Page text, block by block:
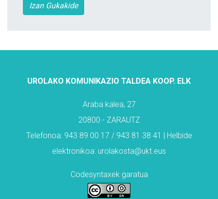
Izan Gukakide
UROLAKO KOMUNIKAZIO TALDEA KOOP. ELK
Araba kalea, 27
20800 - ZARAUTZ
Telefonoa: 943 89 00 17 / 943 81 38 41 | Helbide
elektronikoa: urolakosta@ukt.eus
Codesyntaxek garatua